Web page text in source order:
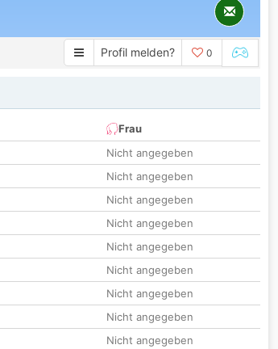
Profil melden? 0
Frau
Nicht angegeben
Nicht angegeben
Nicht angegeben
Nicht angegeben
Nicht angegeben
Nicht angegeben
Nicht angegeben
Nicht angegeben
Nicht angegeben